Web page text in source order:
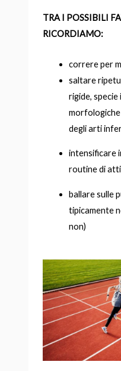
TRA I POSSIBILI
RICORDIAMO:
correre per
saltare
rigide,
morfologiche
degli arti
intensificare
routine di
ballare sulle
tipicamente
non)